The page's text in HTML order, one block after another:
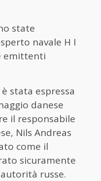
state
navale H I
emittenti
stata espressa
danese
il responsabile
Nils Andreas
come il
sicuramente
russe.